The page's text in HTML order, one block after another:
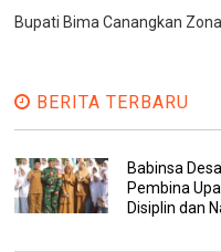
Bupati Bima Canangkan
BERITA TERBARU
Babinsa
Pembina
Disiplin dan